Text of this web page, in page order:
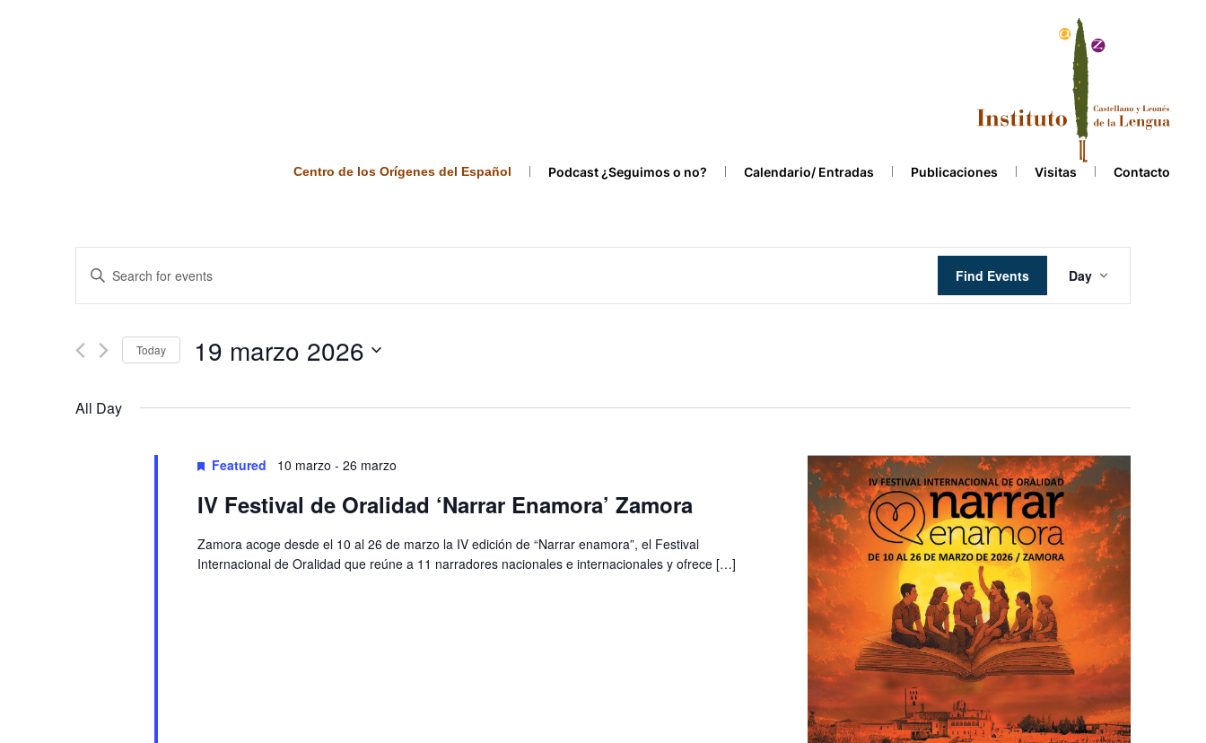
Centro de los Orígenes del Español Podcast ¿Seguimos o no? Calendario/ Entradas Publicaciones Visitas Contacto
Events
Search
and
Views
Navigation
Enter
Keyword.
Search
Events
Find Events
Views
Navigation
Day
Today 19 marzo 2026
All Day
Featured 10 marzo - 26 marzo
IV Festival de Oralidad ‘Narrar Enamora’ Zamora
Zamora acoge desde el 10 al 26 de marzo la IV edición de “Narrar enamora”, el Festival
Internacional de Oralidad que reúne a 11 narradores nacionales e internacionales y ofrece […]